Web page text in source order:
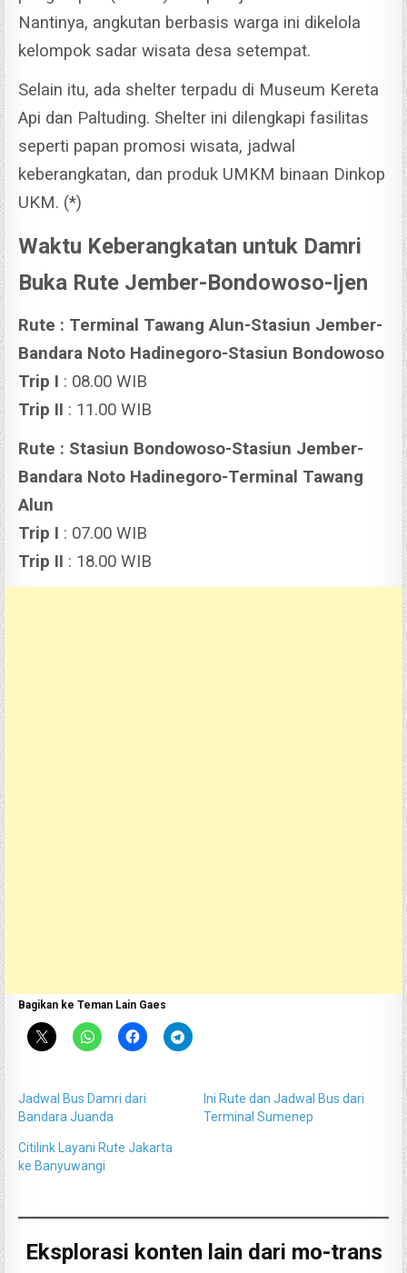
Nantinya, angkutan berbasis warga ini dikelola
kelompok sadar wisata desa setempat.
Selain itu, ada shelter terpadu di Museum Kereta
Api dan Paltuding. Shelter ini dilengkapi fasilitas
seperti papan promosi wisata, jadwal
keberangkatan, dan produk UMKM binaan Dinkop
UKM. (*)
Waktu Keberangkatan untuk Damri
Buka Rute Jember-Bondowoso-Ijen
Rute : Terminal Tawang Alun-Stasiun Jember-
Bandara Noto Hadinegoro-Stasiun Bondowoso
Trip I : 08.00 WIB
Trip II : 11.00 WIB
Rute : Stasiun Bondowoso-Stasiun Jember-
Bandara Noto Hadinegoro-Terminal Tawang
Alun
Trip I : 07.00 WIB
Trip II : 18.00 WIB
Bagikan ke Teman Lain Gaes
Jadwal Bus Damri dari
Bandara Juanda
Ini Rute dan Jadwal Bus dari
Terminal Sumenep
Citilink Layani Rute Jakarta
ke Banyuwangi
Eksplorasi konten lain dari mo-trans